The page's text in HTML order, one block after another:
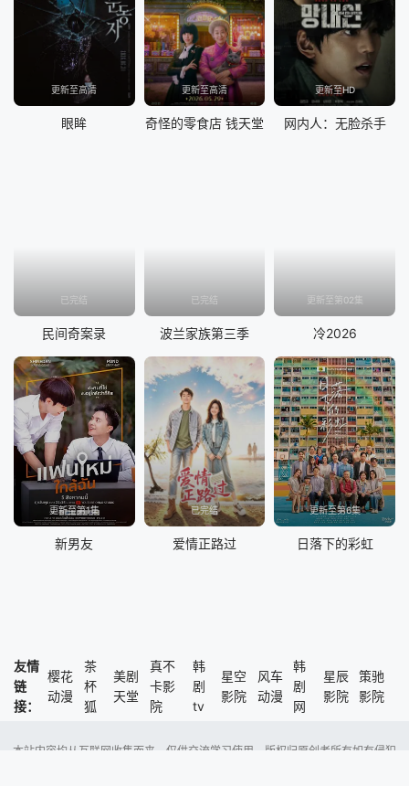
更新至高清
眼眸
更新至高清
奇怪的零食店 钱天堂
更新至HD
网内人：无脸杀手
已完结
民间奇案录
已完结
波兰家族第三季
更新至第02集
冷2026
更新至第1集
新男友
已完结
爱情正路过
更新至第6集
日落下的彩虹
友情
链
接：
樱花
动漫
茶
杯
狐
美剧
天堂
真不
卡影
院
韩
剧
tv
星空
影院
风车
动漫
韩
剧
网
星辰
影院
策驰
影院
本站内容均从互联网收集而来，仅供交流学习使用，版权归原创者所有如有侵犯